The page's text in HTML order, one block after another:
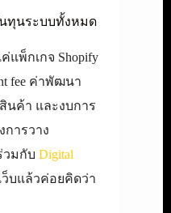
ทุนระบบทั้งหมด
แพ็กเกจ Shopify
fee ค่าพัฒนา
นค้า และงบการ
การวาง
วมกับ Digital
ว็บแล้วค่อยคิดว่า